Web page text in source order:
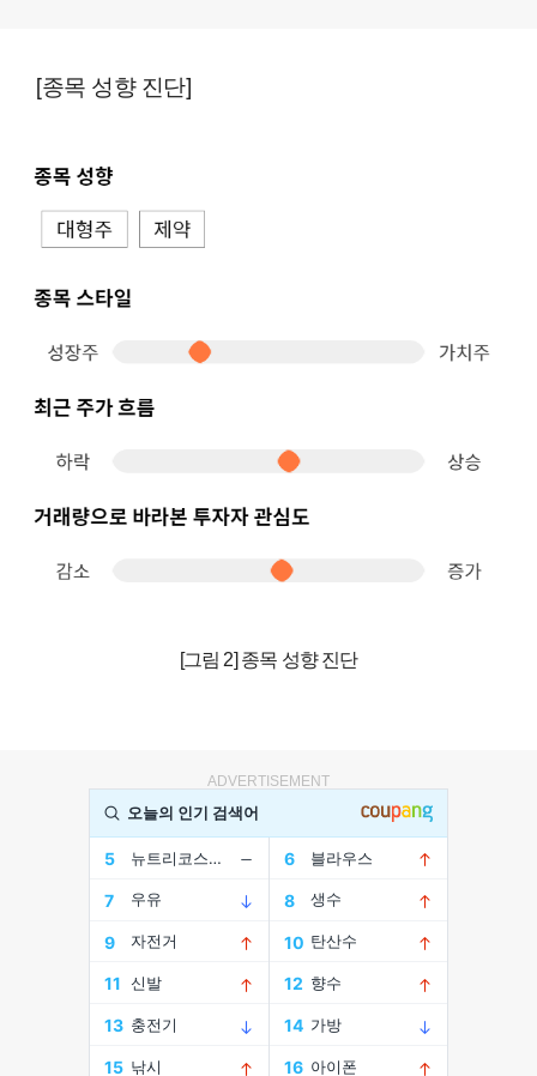
[종목 성향 진단]
[그림 2] 종목 성향 진단
ADVERTISEMENT